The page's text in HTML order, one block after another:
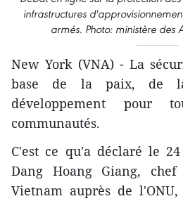
infrastructures
armés. Photo: ministère des
New York (VNA) - La
base de la paix, de
développement pour
communautés.
C'est ce qu'a déclaré le
Dang Hoang Giang,
Vietnam auprès de